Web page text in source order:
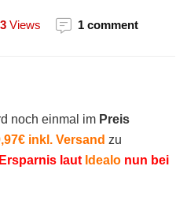
3 Views 1 comment
noch einmal im Preis
inkl. Versand zu
Ersparnis laut Idealo nun bei